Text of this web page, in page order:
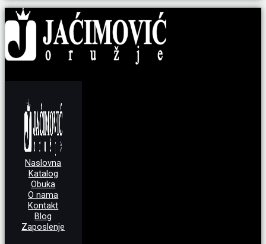
Naslovna
Katalog
Obuka
O nama
Kontakt
Blog
Zaposlenje